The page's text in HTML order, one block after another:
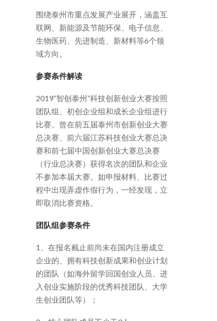
围绕泰州市重点发展产业展开，涵盖互
联网、新能源及节能环保、电子信息、
生物医药、先进制造、新材料等6个领
域方向。
参赛条件解读
2019“智创泰州”科技创新创业大赛按照
团队组、初创企业组和成长企业组进行
比赛。曾在前五届泰州市创新创业大赛
总决赛、前六届江苏科技创业大赛总决
赛和前七届中国创新创业大赛总决赛
（行业总决赛）获得名次的团队和企业
不参加本届大赛。如申报材料、比赛过
程中出现弄虚作假行为，一经发现，立
即取消比赛资格。
团队组参赛条件
1、在报名截止前尚未在国内注册成立
企业的、拥有科技创新成果和创业计划
的团队（如海外留学回国创业人员、进
入创业实施阶段的优秀科技团队、大学
生创业团队等）；